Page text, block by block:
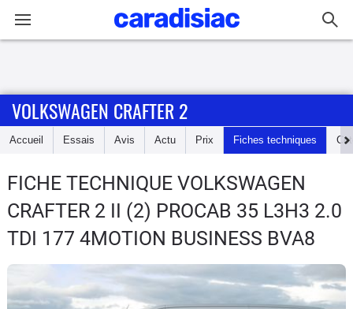
Accueil
Essais
Guide
d'achat
Electriques
VOLKSWAGEN CRAFTER 2
Accueil Essais Avis Actu Prix Fiches techniques
FICHE TECHNIQUE VOLKSWAGEN
CRAFTER 2 II (2) PROCAB 35 L3H3 2.0
TDI 177 4MOTION BUSINESS BVA8